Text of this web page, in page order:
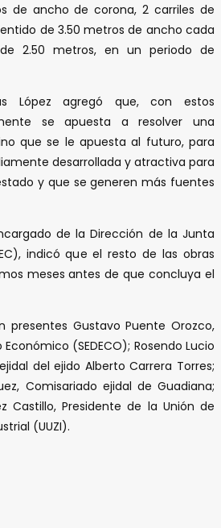
de ancho de corona, 2 carriles de
de 3.50 metros de ancho cada
2.50 metros, en un periodo de
López agregó que, con estos
se apuesta a resolver una
que se le apuesta al futuro, para
desarrollada y atractiva para
y que se generen más fuentes
de la Dirección de la Junta
indicó que el resto de las obras
meses antes de que concluya el
presentes Gustavo Puente Orozco,
(SEDECO); Rosendo Lucio
del ejido Alberto Carrera Torres;
Comisariado ejidal de Guadiana;
Castillo, Presidente de la Unión de
(UUZI).